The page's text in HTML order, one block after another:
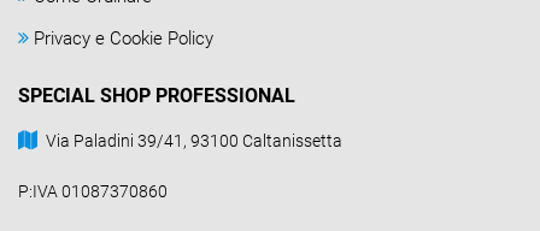
Privacy e Cookie Policy
SPECIAL SHOP PROFESSIONAL
Via Paladini 39/41, 93100 Caltanissetta
P:IVA 01087370860